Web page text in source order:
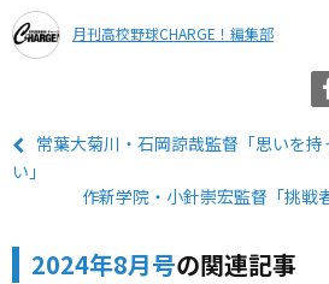
月刊高校野球CHARGE！編集部
常葉大菊川・石岡諒哉監督「思いを
い」
作新学院・小針崇宏監督「挑戦
2024年8月号の関連記事